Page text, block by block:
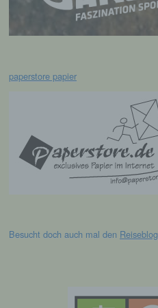
paperstore papier
Besucht doch auch mal den Reiseblog
Daten wie das
die Anpassung oder
Auslesen, das
die Offenlegung
Verbreitung oder
Bereitstellung, den
Verknüpfung, die
Löschen oder die